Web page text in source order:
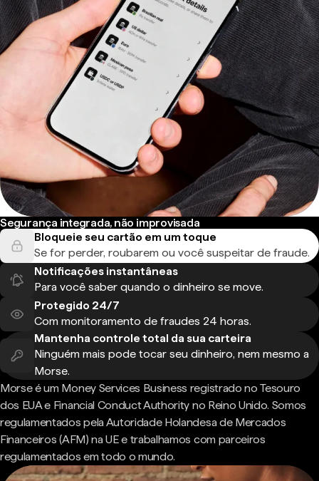
Segurança integrada, não improvisada
Bloqueie seu cartão em um toque
Se for perder, roubarem ou você suspeitar de fraude.
Notificações instantâneas
Para você saber quando o dinheiro se move.
Protegido 24/7
Com monitoramento de fraudes 24 horas.
Mantenha controle total da sua carteira
Ninguém mais pode tocar seu dinheiro, nem mesmo a
Morse.
Morse é um Money Services Business registrado no Tesouro
dos EUA e Financial Conduct Authority no Reino Unido. Somos
regulamentados pela Autoridade Holandesa de Mercados
Financeiros (AFM) na UE e trabalhamos com parceiros
regulamentados em todo o mundo.